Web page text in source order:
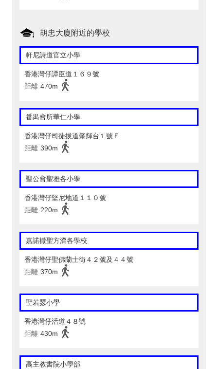
胡忠大廈附近的學校
軒尼詩道官立小學
香港灣仔譚臣道１６９號
距離 470m
番禺會所華仁小學
香港灣仔司徒拔道肇輝台１號Ｆ
距離 390m
聖公會聖雅各小學
香港灣仔堅尼地道１１０號
距離 220m
嘉諾撒聖方濟各學校
香港灣仔聖佛蘭士街４２號及４４號
距離 370m
聖若瑟小學
香港灣仔活道４８號
距離 430m
高主教書院小學部